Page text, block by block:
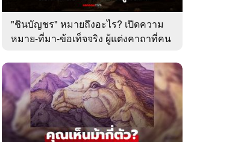
"ชินบัญชร" หมายถึงอะไร? เปิดความ
หมาย-ที่มา-ข้อเท็จจริง ผู้แต่งคาถาที่คน